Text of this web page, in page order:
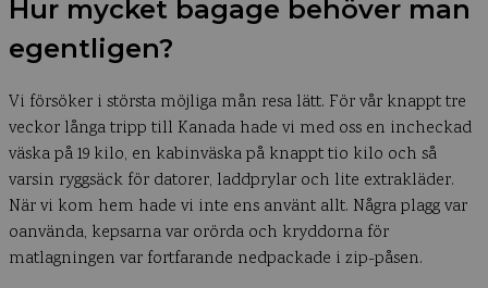
Hur mycket bagage behöver man
egentligen?
Vi försöker i största möjliga mån resa lätt. För vår knappt tre
veckor långa tripp till Kanada hade vi med oss en incheckad
väska på 19 kilo, en kabinväska på knappt tio kilo och så
varsin ryggsäck för datorer, laddprylar och lite extrakläder.
När vi kom hem hade vi inte ens använt allt. Några plagg var
oanvända, kepsarna var orörda och kryddorna för
matlagningen var fortfarande nedpackade i zip-påsen.